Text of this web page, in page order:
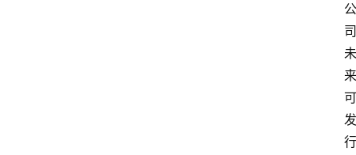
公
司
未
来
可
发
行